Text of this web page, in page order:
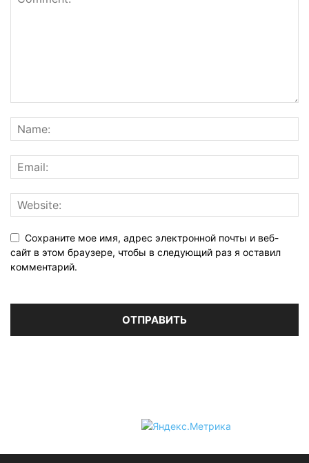
Сохраните мое имя, адрес электронной почты и веб-
сайт в этом браузере, чтобы в следующий раз я оставил
комментарий.